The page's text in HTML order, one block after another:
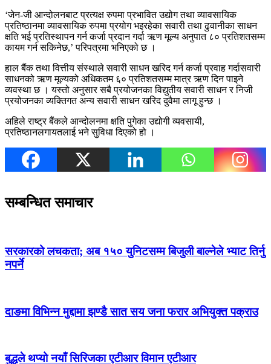
‘जेन-जी आन्दोलनबाट प्रत्यक्ष रुपमा प्रभावित उद्योग तथा व्यावसायिक
प्रतिष्ठानमा व्यावसायिक रुपमा प्रयोग भइरहेका सवारी तथा ढुवानीका साधन
क्षति भई प्रतिस्थापन गर्न कर्जा प्रदान गर्दा ऋण मूल्य अनुपात ८० प्रतिशतसम्म
कायम गर्न सकिनेछ,’ परिपत्रमा भनिएको छ ।
हाल बैंक तथा वित्तीय संस्थाले सवारी साधन खरिद गर्न कर्जा प्रवाह गर्दासवारी
साधनको ऋण मूल्यको अधिकतम ६० प्रतिशतसम्म मात्र ऋण दिन पाइने
व्यवस्था छ । यस्तो अनुसार सबै प्रयोजनका विद्युतीय सवारी साधन र निजी
प्रयोजनका व्यक्तिगत अन्य सवारी साधन खरिद दुवैमा लागू हुन्छ ।
अहिले राष्ट्र बैंकले आन्दोलनमा क्षति पुगेका उद्योगी व्यवसायी,
प्रतिष्ठानलगायतलाई भने सुविधा दिएको हो ।
सम्बन्धित समाचार
सरकारको लचकता; अब १५० युनिटसम्म बिजुली बाल्नेले भ्याट तिर्नु
नपर्ने
दाङमा विभिन्न मुद्दामा झण्डै सात सय जना फरार अभियुक्त पक्राउ
बुद्धले थप्यो नयाँ सिरिजका एटीआर विमान एटीआर